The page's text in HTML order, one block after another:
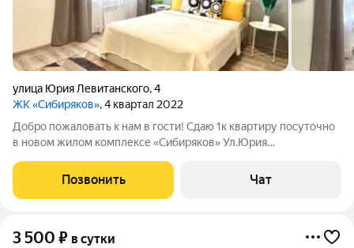
улица Юрия Левитанского,4
ЖК «Сибиряков», 4 квартал 2022
Добро пожаловать к нам в гости! Сдаю 1к квартиру посуточно
в новом жилом комплексе «Сибиряков» Ул.Юрия
Клиника Варикоза нет,Набережная реки Ангары(7-10 минут
езды) Развитая инфраструктура ,остановка
Позвонить Чат
3 500 ₽ в сутки